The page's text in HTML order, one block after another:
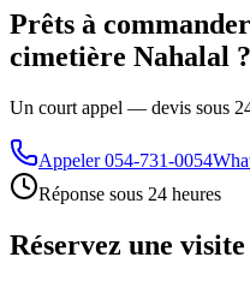
Prêts à
cimetière Nahalal ?
Un court appel — devis sous
Appeler 054-731-0054
Réponse sous 24 heures
Réservez une